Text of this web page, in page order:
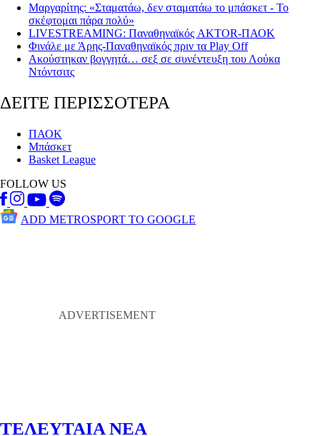
Μαργαρίτης: «Σταματάω, δεν σταματάω το μπάσκετ - Το
σκέφτομαι πάρα πολύ»
LIVESTREAMING: Παναθηναϊκός AKTOR-ΠΑΟΚ
Φινάλε με Άρης-Παναθηναϊκός πριν τα Play Off
Ακούστηκαν βογγητά… σεξ σε συνέντευξη του Λούκα
Ντόντσιτς
ΔΕΙΤΕ ΠΕΡΙΣΣΟΤΕΡΑ
ΠΑΟΚ
Μπάσκετ
Basket League
FOLLOW US
ADD METROSPORT TO GOOGLE
ΤΕΛΕΥΤΑΙΑ ΝΕΑ